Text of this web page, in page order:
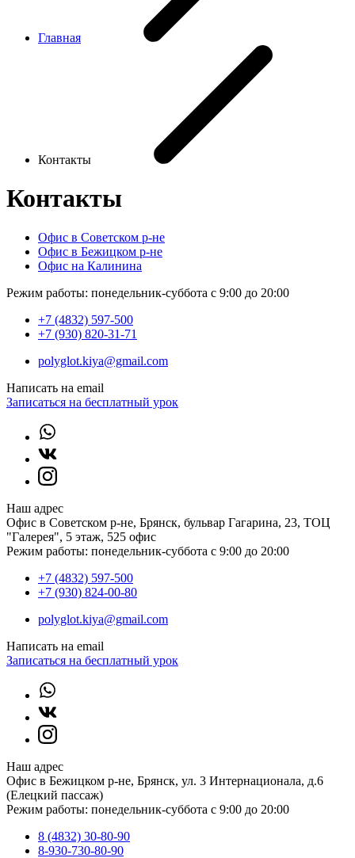
Главная
Контакты
Контакты
Офис в Советском р-не
Офис в Бежицком р-не
Офис на Калинина
Режим работы: понедельник-суббота с 9:00 до 20:00
+7 (4832) 597-500
+7 (930) 820-31-71
polyglot.kiya@gmail.com
Написать на email
Записаться на бесплатный урок
Наш адрес
Офис в Советском р-не, Брянск, бульвар Гагарина, 23, ТОЦ
"Галерея", 5 этаж, 525 офис
Режим работы: понедельник-суббота с 9:00 до 20:00
+7 (4832) 597-500
+7 (930) 824-00-80
polyglot.kiya@gmail.com
Написать на email
Записаться на бесплатный урок
Наш адрес
Офис в Бежицком р-не, Брянск, ул. 3 Интернационала, д.6
(Елецкий пассаж)
Режим работы: понедельник-суббота с 9:00 до 20:00
8 (4832) 30-80-90
8-930-730-80-90